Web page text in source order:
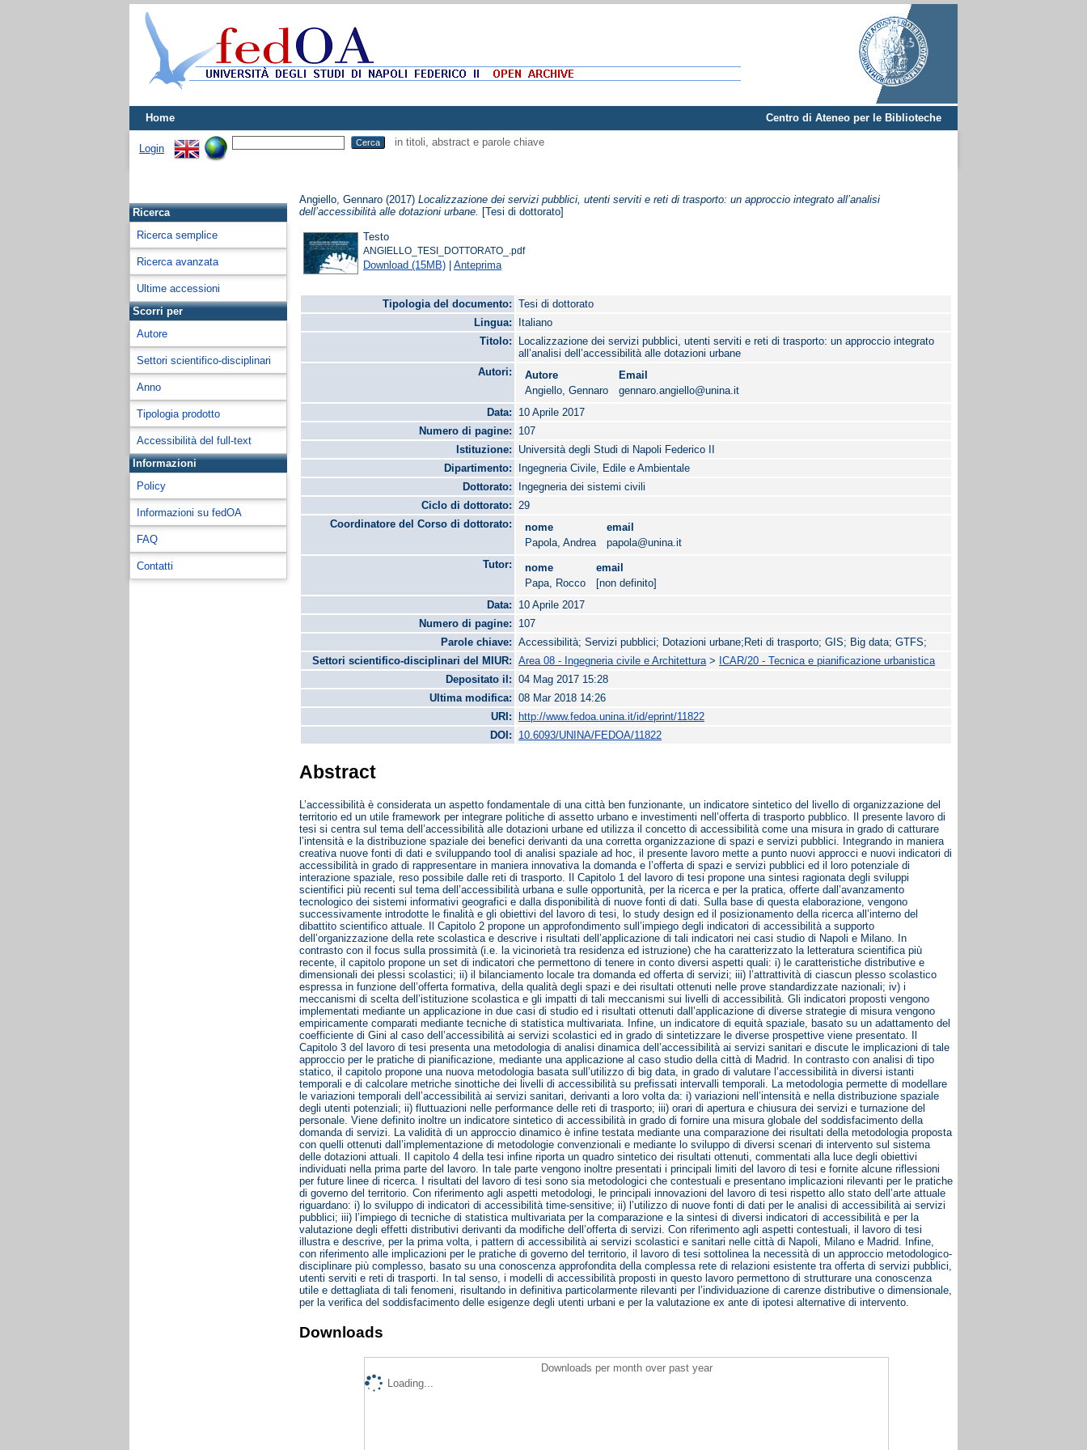
Home Centro di Ateneo per le Biblioteche
Login
in titoli, abstract e parole chiave
Ricerca
Ricerca semplice
Ricerca avanzata
Ultime accessioni
Scorri per
Autore
Settori scientifico-disciplinari
Anno
Tipologia prodotto
Accessibilità del full-text
Informazioni
Policy
Informazioni su fedOA
FAQ
Contatti
Angiello, Gennaro (2017)Localizzazione dei servizi pubblici, utenti serviti e reti di trasporto: un approccio integrato all’analisi
dell’accessibilità alle dotazioni urbane.
[Tesi di dottorato]
Testo
ANGIELLO_TESI_DOTTORATO_.pdf
Download (15MB) |Anteprima
Tipologia del documento:
Tesi di dottorato
Lingua:
Italiano
Titolo:
Localizzazione dei servizi pubblici, utenti serviti e reti di trasporto: un approccio integrato
all’analisi dell’accessibilità alle dotazioni urbane
Autori:
Autore
Email
Angiello, Gennaro
gennaro.angiello@unina.it
Data:
10 Aprile 2017
Numero di pagine:
107
Istituzione:
Università degli Studi di Napoli Federico II
Dipartimento:
Ingegneria Civile, Edile e Ambientale
Dottorato:
Ingegneria dei sistemi civili
Ciclo di dottorato:
29
Coordinatore del Corso di dottorato:
nome
email
Papola, Andrea
papola@unina.it
Tutor:
nome
email
Papa, Rocco
[non definito]
Data:
10 Aprile 2017
Numero di pagine:
107
Parole chiave:
Accessibilità; Servizi pubblici; Dotazioni urbane;Reti di trasporto; GIS; Big data; GTFS;
Settori scientifico-disciplinari del MIUR:
Area 08 - Ingegneria civile e Architettura> ICAR/20 - Tecnica e pianificazione urbanistica
Depositato il:
04 Mag 2017 15:28
Ultima modifica:
08 Mar 2018 14:26
URI:
http://www.fedoa.unina.it/id/eprint/11822
DOI:
10.6093/UNINA/FEDOA/11822
Abstract
L’accessibilità è considerata un aspetto fondamentale di una città ben funzionante, un indicatore sintetico del livello di organizzazione del
territorio ed un utile framework per integrare politiche di assetto urbano e investimenti nell’offerta di trasporto pubblico. Il presente lavoro di
tesi si centra sul tema dell’accessibilità alle dotazioni urbane ed utilizza il concetto di accessibilità come una misura in grado di catturare
l’intensità e la distribuzione spaziale dei benefici derivanti da una corretta organizzazione di spazi e servizi pubblici. Integrando in maniera
creativa nuove fonti di dati e sviluppando tool di analisi spaziale ad hoc, il presente lavoro mette a punto nuovi approcci e nuovi indicatori di
accessibilità in grado di rappresentare in maniera innovativa la domanda e l’offerta di spazi e servizi pubblici ed il loro potenziale di
interazione spaziale, reso possibile dalle reti di trasporto. Il Capitolo 1 del lavoro di tesi propone una sintesi ragionata degli sviluppi
scientifici più recenti sul tema dell’accessibilità urbana e sulle opportunità, per la ricerca e per la pratica, offerte dall’avanzamento
tecnologico dei sistemi informativi geografici e dalla disponibilità di nuove fonti di dati. Sulla base di questa elaborazione, vengono
successivamente introdotte le finalità e gli obiettivi del lavoro di tesi, lo study design ed il posizionamento della ricerca all’interno del
dibattito scientifico attuale. Il Capitolo 2 propone un approfondimento sull’impiego degli indicatori di accessibilità a supporto
dell’organizzazione della rete scolastica e descrive i risultati dell’applicazione di tali indicatori nei casi studio di Napoli e Milano. In
contrasto con il focus sulla prossimità (i.e. la vicinorietà tra residenza ed istruzione) che ha caratterizzato la letteratura scientifica più
recente, il capitolo propone un set di indicatori che permettono di tenere in conto diversi aspetti quali: i) le caratteristiche distributive e
dimensionali dei plessi scolastici; ii) il bilanciamento locale tra domanda ed offerta di servizi; iii) l’attrattività di ciascun plesso scolastico
espressa in funzione dell’offerta formativa, della qualità degli spazi e dei risultati ottenuti nelle prove standardizzate nazionali; iv) i
meccanismi di scelta dell’istituzione scolastica e gli impatti di tali meccanismi sui livelli di accessibilità. Gli indicatori proposti vengono
implementati mediante un applicazione in due casi di studio ed i risultati ottenuti dall’applicazione di diverse strategie di misura vengono
empiricamente comparati mediante tecniche di statistica multivariata. Infine, un indicatore di equità spaziale, basato su un adattamento del
coefficiente di Gini al caso dell’accessibilità ai servizi scolastici ed in grado di sintetizzare le diverse prospettive viene presentato. Il
Capitolo 3 del lavoro di tesi presenta una metodologia di analisi dinamica dell’accessibilità ai servizi sanitari e discute le implicazioni di tale
approccio per le pratiche di pianificazione, mediante una applicazione al caso studio della città di Madrid. In contrasto con analisi di tipo
statico, il capitolo propone una nuova metodologia basata sull’utilizzo di big data, in grado di valutare l’accessibilità in diversi istanti
temporali e di calcolare metriche sinottiche dei livelli di accessibilità su prefissati intervalli temporali. La metodologia permette di modellare
le variazioni temporali dell’accessibilità ai servizi sanitari, derivanti a loro volta da: i) variazioni nell’intensità e nella distribuzione spaziale
degli utenti potenziali; ii) fluttuazioni nelle performance delle reti di trasporto; iii) orari di apertura e chiusura dei servizi e turnazione del
personale. Viene definito inoltre un indicatore sintetico di accessibilità in grado di fornire una misura globale del soddisfacimento della
domanda di servizi. La validità di un approccio dinamico è infine testata mediante una comparazione dei risultati della metodologia proposta
con quelli ottenuti dall’implementazione di metodologie convenzionali e mediante lo sviluppo di diversi scenari di intervento sul sistema
delle dotazioni attuali. Il capitolo 4 della tesi infine riporta un quadro sintetico dei risultati ottenuti, commentati alla luce degli obiettivi
individuati nella prima parte del lavoro. In tale parte vengono inoltre presentati i principali limiti del lavoro di tesi e fornite alcune riflessioni
per future linee di ricerca. I risultati del lavoro di tesi sono sia metodologici che contestuali e presentano implicazioni rilevanti per le pratiche
di governo del territorio. Con riferimento agli aspetti metodologi, le principali innovazioni del lavoro di tesi rispetto allo stato dell’arte attuale
riguardano: i) lo sviluppo di indicatori di accessibilità time-sensitive; ii) l’utilizzo di nuove fonti di dati per le analisi di accessibilità ai servizi
pubblici; iii) l’impiego di tecniche di statistica multivariata per la comparazione e la sintesi di diversi indicatori di accessibilità e per la
valutazione degli effetti distributivi derivanti da modifiche dell’offerta di servizi. Con riferimento agli aspetti contestuali, il lavoro di tesi
illustra e descrive, per la prima volta, i pattern di accessibilità ai servizi scolastici e sanitari nelle città di Napoli, Milano e Madrid. Infine,
con riferimento alle implicazioni per le pratiche di governo del territorio, il lavoro di tesi sottolinea la necessità di un approccio metodologico-
disciplinare più complesso, basato su una conoscenza approfondita della complessa rete di relazioni esistente tra offerta di servizi pubblici,
utenti serviti e reti di trasporti. In tal senso, i modelli di accessibilità proposti in questo lavoro permettono di strutturare una conoscenza
utile e dettagliata di tali fenomeni, risultando in definitiva particolarmente rilevanti per l’individuazione di carenze distributive o dimensionale,
per la verifica del soddisfacimento delle esigenze degli utenti urbani e per la valutazione ex ante di ipotesi alternative di intervento.
Downloads
Downloads per month over past year
Loading...